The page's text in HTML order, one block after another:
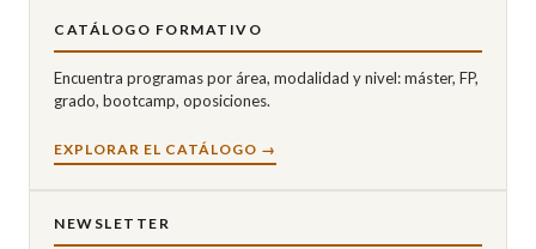
CATÁLOGO FORMATIVO
Encuentra programas por área, modalidad y nivel: máster, FP,
grado, bootcamp, oposiciones.
EXPLORAR EL CATÁLOGO →
NEWSLETTER